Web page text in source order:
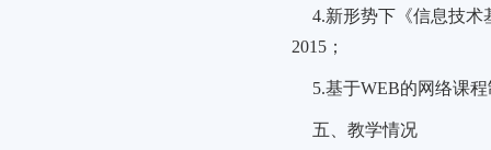
4.新形势下《信息技术
2015；
5.基于WEB的网络课
五、教学情况